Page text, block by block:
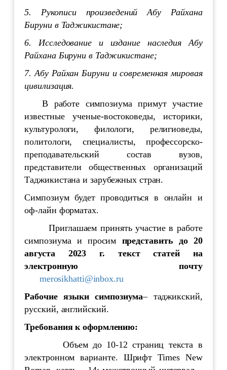
5. Рукописи произведений Абу Райхана
Бируни в Таджикистане;
6. Исследование и издание наследия Абу
Райхана Бируни в Таджикистане;
7. Абу Райхан Бируни и современная мировая
цивилизация.
В работе симпозиума примут участие
известные ученые-востоковеды, историки,
культурологи, филологи, религиоведы,
политологи, специалисты, профессорско-
преподавательский состав вузов,
представители общественных организаций
Таджикистана и зарубежных стран.
Симпозиум будет проводиться в онлайн и
оф-лайн форматах.
Приглашаем принять участие в работе
симпозиума и просим представить до 20
августа 2023 г.
текст статей
на
электронную почту
merosikhatti@inbox.ru
Рабочие языки симпозиума– таджикский,
русский, английский.
Требования к оформлению:
Объем до 10-12 страниц текста в
электронном варианте. Шрифт Times New